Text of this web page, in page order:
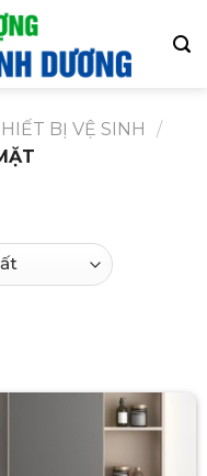
BỊ VỆ SINH
/